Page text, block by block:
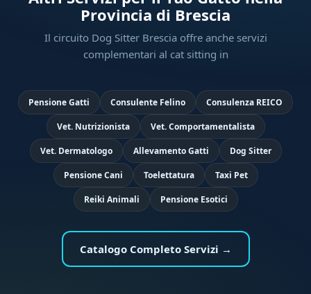
Provincia di Brescia
Il circuito Dog Sitter Brescia offre anche servizi
complementari al cat sitting in
Pensione Gatti Consulente Felino Consulenza REICO
Vet. Nutrizionista Vet. Comportamentalista
Vet. Dermatologo Allevamento Gatti Dog Sitter
Pensione Cani Toelettatura Taxi Pet
Reiki Animali Pensione Esotici
Catalogo Completo Servizi →